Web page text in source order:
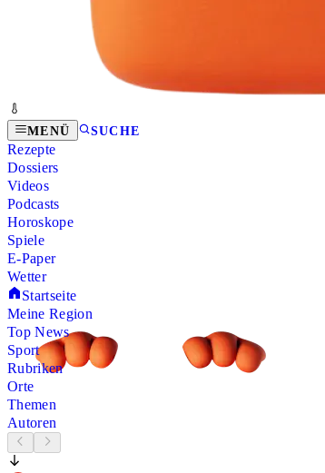
MENÜ SUCHE
Rezepte
Dossiers
Videos
Podcasts
Horoskope
Spiele
E-Paper
Wetter
Startseite
Meine Region
Top News
Sport
Rubriken
Orte
Themen
Autoren